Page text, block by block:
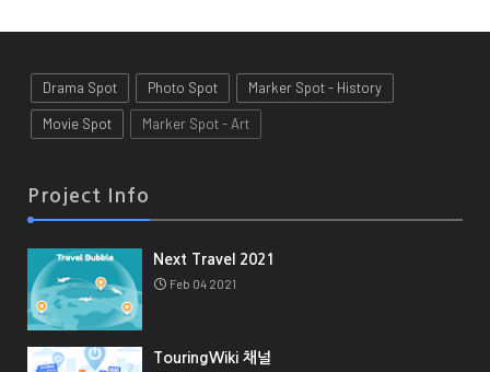
Drama Spot Photo Spot Marker Spot - History
Movie Spot Marker Spot - Art
Project Info
Next Travel 2021
Feb 04 2021
TouringWiki 채널